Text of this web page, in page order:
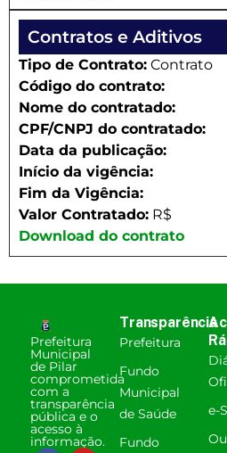
Contratos e Aditivos
Tipo de Contrato: Contrato
Código do contrato:
Nome do contratado:
CPF/CNPJ do contratado:
Data da publicação:
Início da vigência:
Fim da Vigência:
Valor Contratado: R$
Download do contrato
Prefeitura
Municipal
de Pilar
comprometida
com a
transparência
pública e o
acesso à
informação.
Transparência
Prefeitura
Fundo
Municipal
de Saúde
Fundo
e-